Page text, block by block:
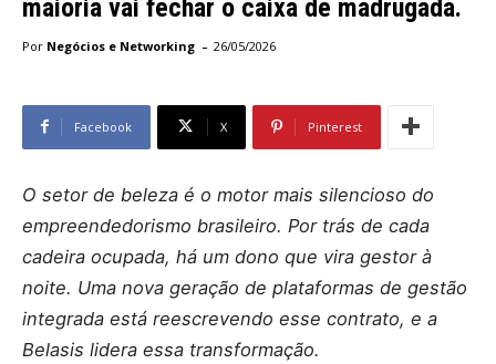
maioria vai fechar o caixa de madrugada.
Por Negócios e Networking - 26/05/2026
Facebook X Pinterest
O setor de beleza é o motor mais silencioso do
empreendedorismo brasileiro. Por trás de cada
cadeira ocupada, há um dono que vira gestor à
noite. Uma nova geração de plataformas de gestão
integrada está reescrevendo esse contrato, e a
Belasis lidera essa transformação.